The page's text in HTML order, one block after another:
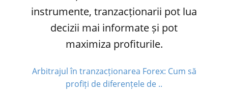
instrumente, tranzacționarii pot lua
decizii mai informate și pot
maximiza profiturile.
Arbitrajul în tranzacționarea Forex: Cum să
profiți de diferențele de ..